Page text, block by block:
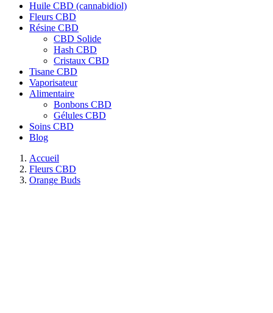
Huile CBD (cannabidiol)
Fleurs CBD
Résine CBD
CBD Solide
Hash CBD
Cristaux CBD
Tisane CBD
Vaporisateur
Alimentaire
Bonbons CBD
Gélules CBD
Soins CBD
Blog
Accueil
Fleurs CBD
Orange Buds